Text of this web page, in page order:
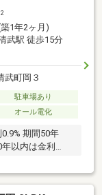
2
1年2ヶ月)
武駅 徒歩15分
武町岡３
駐車場あり
オール電化
50年
以内は金利